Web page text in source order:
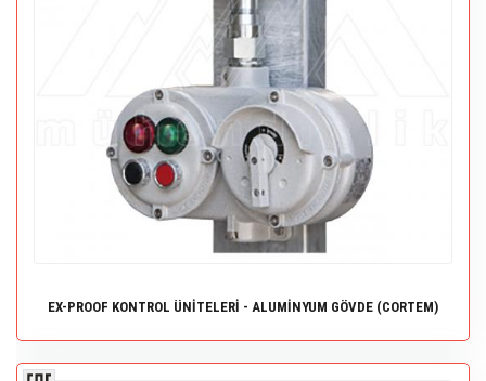
EX-PROOF KONTROL ÜNİTELERİ - ALUMİNYUM GÖVDE (CORTEM)